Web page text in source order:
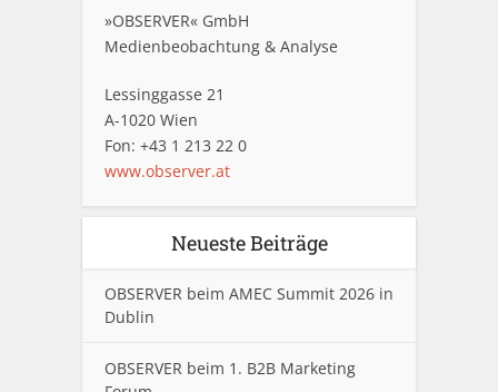
»OBSERVER« GmbH
Medienbeobachtung & Analyse
Lessinggasse 21
A-1020 Wien
Fon: +43 1 213 22 0
www.observer.at
Neueste Beiträge
OBSERVER beim AMEC Summit 2026 in
Dublin
OBSERVER beim 1. B2B Marketing